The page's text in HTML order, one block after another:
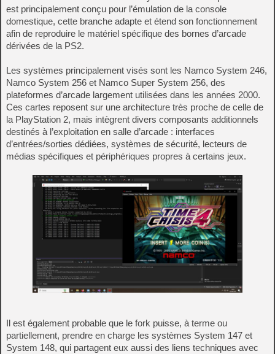
est principalement conçu pour l’émulation de la console
domestique, cette branche adapte et étend son fonctionnement
afin de reproduire le matériel spécifique des bornes d’arcade
dérivées de la PS2.
Les systèmes principalement visés sont les Namco System 246,
Namco System 256 et Namco Super System 256, des
plateformes d’arcade largement utilisées dans les années 2000.
Ces cartes reposent sur une architecture très proche de celle de
la PlayStation 2, mais intègrent divers composants additionnels
destinés à l’exploitation en salle d’arcade : interfaces
d’entrées/sorties dédiées, systèmes de sécurité, lecteurs de
médias spécifiques et périphériques propres à certains jeux.
Il est également probable que le fork puisse, à terme ou
partiellement, prendre en charge les systèmes System 147 et
System 148, qui partagent eux aussi des liens techniques avec